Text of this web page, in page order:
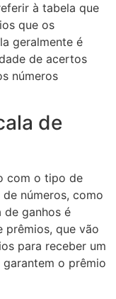
à tabela que
que os
geralmente é
de acertos
números
de
com o tipo de
números, como
de ganhos é
prêmios, que vão
para receber um
o prêmio